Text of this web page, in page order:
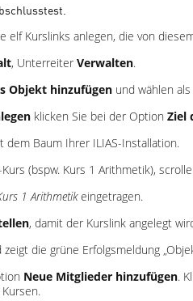
elf Kurslinks anlegen, die von
, Unterreiter Verwalten.
Objekt hinzufügen und wählen
klicken Sie bei der Option Ziel
dem Baum Ihrer ILIAS-Installation.
(bspw. Kurs 1 Arithmetik),
1 Arithmetikeingetragen.
, damit der Kurslink angelegt
die grüne Erfolgsmeldung
Neue Mitglieder hinzufügen.